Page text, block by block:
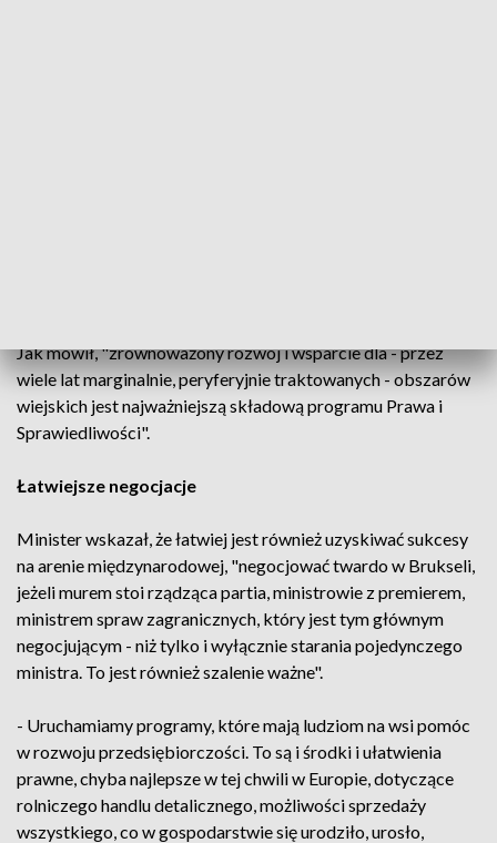
Jak mówił, "zrównoważony rozwój i wsparcie dla - przez
wiele lat marginalnie, peryferyjnie traktowanych - obszarów
wiejskich jest najważniejszą składową programu Prawa i
Sprawiedliwości".
Łatwiejsze negocjacje
Minister wskazał, że łatwiej jest również uzyskiwać sukcesy
na arenie międzynarodowej, "negocjować twardo w Brukseli,
jeżeli murem stoi rządząca partia, ministrowie z premierem,
ministrem spraw zagranicznych, który jest tym głównym
negocjującym - niż tylko i wyłącznie starania pojedynczego
ministra. To jest również szalenie ważne".
- Uruchamiamy programy, które mają ludziom na wsi pomóc
w rozwoju przedsiębiorczości. To są i środki i ułatwienia
prawne, chyba najlepsze w tej chwili w Europie, dotyczące
rolniczego handlu detalicznego, możliwości sprzedaży
wszystkiego, co w gospodarstwie się urodziło, urosło,